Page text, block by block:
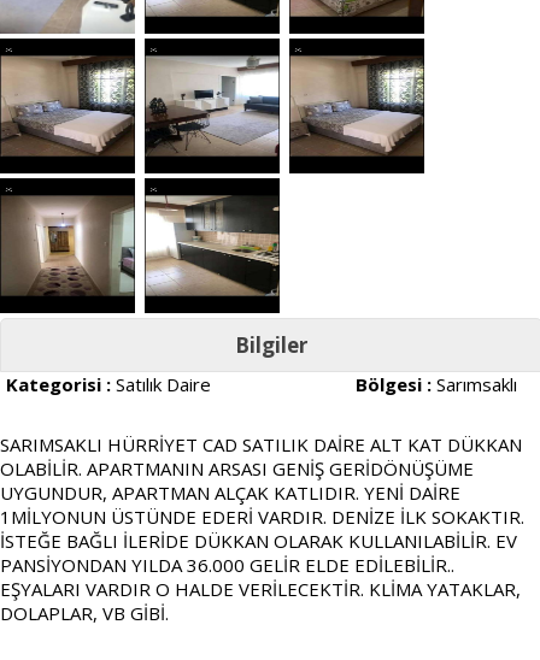
Bilgiler
Kategorisi : Satılık Daire Bölgesi : Sarımsaklı
SARIMSAKLI HÜRRİYET CAD SATILIK DAİRE ALT KAT DÜKKAN
OLABİLİR. APARTMANIN ARSASI GENİŞ GERİDÖNÜŞÜME
UYGUNDUR, APARTMAN ALÇAK KATLIDIR. YENİ DAİRE
1MİLYONUN ÜSTÜNDE EDERİ VARDIR. DENİZE İLK SOKAKTIR.
İSTEĞE BAĞLI İLERİDE DÜKKAN OLARAK KULLANILABİLİR. EV
PANSİYONDAN YILDA 36.000 GELİR ELDE EDİLEBİLİR..
EŞYALARI VARDIR O HALDE VERİLECEKTİR. KLİMA YATAKLAR,
DOLAPLAR, VB GİBİ.